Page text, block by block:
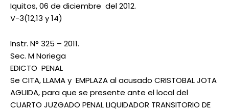
Iquitos, 06 de diciembre del 2012.
V-3(12,13 y 14)
Instr. N° 325 – 2011.
Sec. M Noriega
EDICTO PENAL
Se CITA, LLAMA y EMPLAZA al acusado CRISTOBAL JOTA
AGUIDA, para que se presente ante el local del
CUARTO JUZGADO PENAL LIQUIDADOR TRANSITORIO DE